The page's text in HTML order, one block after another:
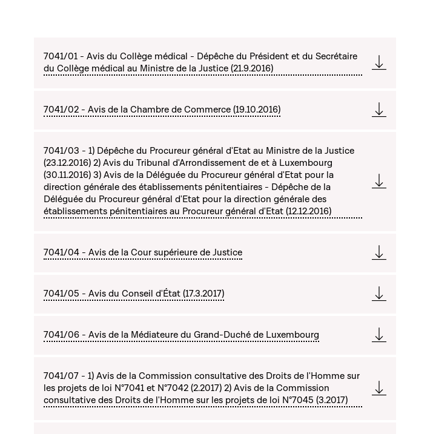
7041/01 - Avis du Collège médical - Dépêche du Président et du Secrétaire
du Collège médical au Ministre de la Justice (21.9.2016)
7041/02 - Avis de la Chambre de Commerce (19.10.2016)
7041/03 - 1) Dépêche du Procureur général d'Etat au Ministre de la Justice
(23.12.2016) 2) Avis du Tribunal d'Arrondissement de et à Luxembourg
(30.11.2016) 3) Avis de la Déléguée du Procureur général d'Etat pour la
direction générale des établissements pénitentiaires - Dépêche de la
Déléguée du Procureur général d'Etat pour la direction générale des
établissements pénitentiaires au Procureur général d'Etat (12.12.2016)
7041/04 - Avis de la Cour supérieure de Justice
7041/05 - Avis du Conseil d'État (17.3.2017)
7041/06 - Avis de la Médiateure du Grand-Duché de Luxembourg
7041/07 - 1) Avis de la Commission consultative des Droits de l'Homme sur
les projets de loi N°7041 et N°7042 (2.2017) 2) Avis de la Commission
consultative des Droits de l'Homme sur les projets de loi N°7045 (3.2017)